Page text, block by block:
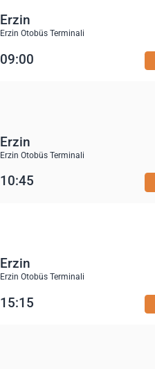
Erzin
Erzin Otobüs Terminali
09:00
Erzin
Erzin Otobüs Terminali
10:45
Erzin
Erzin Otobüs Terminali
15:15